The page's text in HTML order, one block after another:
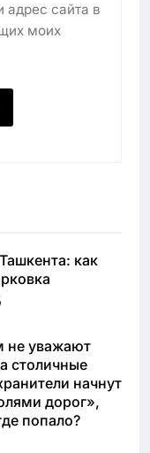
адрес сайта в
моих
как
не уважают
столичные
начнут
дорог»,
попало?